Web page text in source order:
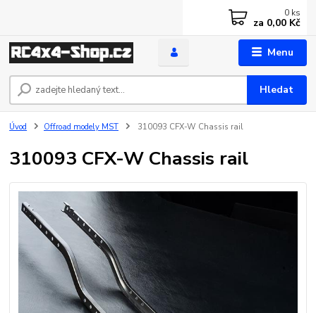
Menu
Hledat
0 ks
za 0,00 Kč
Úvod Offroad modely MST 310093 CFX-W Chassis rail
310093 CFX-W Chassis rail